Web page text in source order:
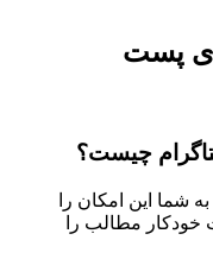
چیست؟
این امکان را
مطالب را